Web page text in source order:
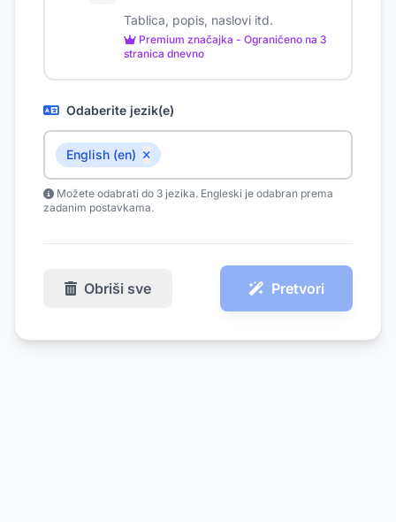
Tablica, popis, naslovi itd.
Premium značajka - Ograničeno na 3
stranica dnevno
Odaberite jezik(e)
English (en)
Možete odabrati do 3 jezika. Engleski je odabran prema
zadanim postavkama.
Obriši sve Pretvori